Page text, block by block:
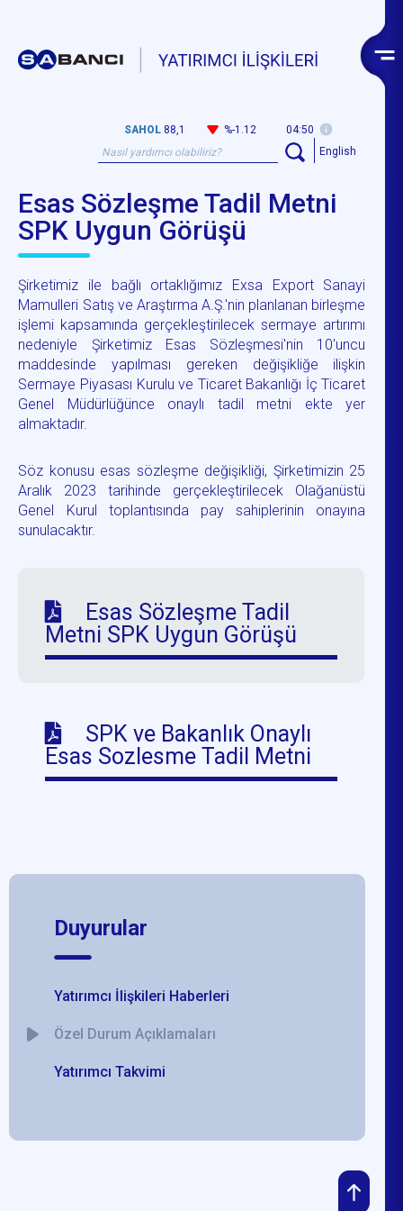
SAHOL 88,1 %-1.12
04:50
English
Esas Sözleşme Tadil Metni
SPK Uygun Görüşü
Şirketimiz ile bağlı ortaklığımız Exsa Export Sanayi
Mamulleri Satış ve Araştırma A.Ş.'nin planlanan birleşme
işlemi kapsamında gerçekleştirilecek sermaye artırımı
nedeniyle Şirketimiz Esas Sözleşmesi'nin 10'uncu
maddesinde yapılması gereken değişikliğe ilişkin
Sermaye Piyasası Kurulu ve Ticaret Bakanlığı İç Ticaret
Genel Müdürlüğünce onaylı tadil metni ekte yer
almaktadır.
Söz konusu esas sözleşme değişikliği, Şirketimizin 25
Aralık 2023 tarihinde gerçekleştirilecek Olağanüstü
Genel Kurul toplantısında pay sahiplerinin onayına
sunulacaktır.
Esas Sözleşme Tadil
Metni SPK Uygun Görüşü
SPK ve Bakanlık Onaylı
Esas Sozlesme Tadil Metni
Duyurular
Yatırımcı İlişkileri Haberleri
Özel Durum Açıklamaları
Yatırımcı Takvimi